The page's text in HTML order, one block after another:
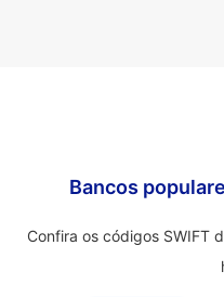
Bancos
Confira os códigos SWIFT